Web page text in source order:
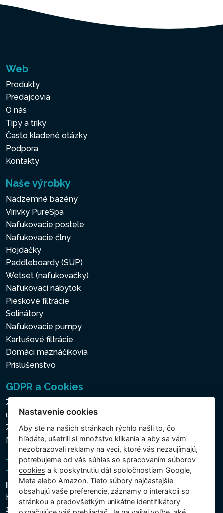
Web
Produkty
Predajcovia
O nás
Tipy a triky
Často kladené otázky
Podpora
Kontakty
Naše výrobky
Nadzemné bazény
Vírivky PureSpa
Nafukovacie postele
Nafukovacie člny
Hojdačky
Paddleboardy (SUP)
Wetset (nafukovačky)
Nafukovací nábytok
Pieskové filtrácie
Solinátory
Nafukovacie pumpy
Kartušové filtrácie
Domáci maznáčikovia
Príslušenstvo
GDPR a Cookies
Zásady ochrany osobných a ďalších spracovávaných
údajov
Zásady používania súborov cookies
Nastavenie cookies
Intex Trading, s.r.o.
Hradecká 2526/3
130 00 Praha 3
Nastavenie cookies
Aby ste na našich stránkach rýchlo našli to, čo
hľadáte, ušetrili si množstvo klikania a aby sa vám
nezobrazovali reklamy na veci, ktoré vás nezaujímajú,
potrebujeme od vás súhlas so spracovaním súborov
cookies a k poskytnutiu dát spoločnostiam Google,
Meta alebo Amazon. Tieto súbory najčastejšie
obsahujú vaše preferencie, záznamy o interakcii so
stránkou a predovšetkým unikátne identifikátory